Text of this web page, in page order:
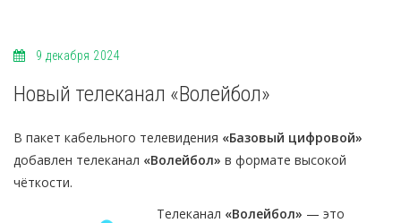
9 декабря 2024
Новый телеканал «Волейбол»
В пакет кабельного телевидения «Базовый цифровой»
добавлен телеканал «Волейбол» в формате высокой
чёткости.
Телеканал «Волейбол» — это